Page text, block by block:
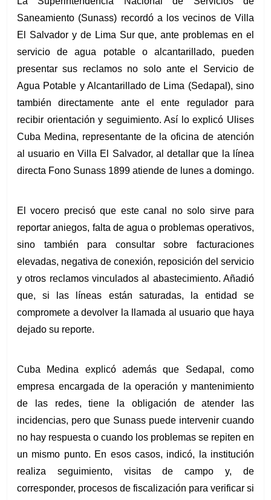
Saneamiento (Sunass) recordó a los vecinos de Villa
El Salvador y de Lima Sur que, ante problemas en el
servicio de agua potable o alcantarillado, pueden
presentar sus reclamos no solo ante el Servicio de
Agua Potable y Alcantarillado de Lima (Sedapal), sino
también directamente ante el ente regulador para
recibir orientación y seguimiento. Así lo explicó Ulises
Cuba Medina, representante de la oficina de atención
al usuario en Villa El Salvador, al detallar que la línea
directa Fono Sunass 1899 atiende de lunes a domingo.
El vocero precisó que este canal no solo sirve para
reportar aniegos, falta de agua o problemas operativos,
sino también para consultar sobre facturaciones
elevadas, negativa de conexión, reposición del servicio
y otros reclamos vinculados al abastecimiento. Añadió
que, si las líneas están saturadas, la entidad se
compromete a devolver la llamada al usuario que haya
dejado su reporte.
Cuba Medina explicó además que Sedapal, como
empresa encargada de la operación y mantenimiento
de las redes, tiene la obligación de atender las
incidencias, pero que Sunass puede intervenir cuando
no hay respuesta o cuando los problemas se repiten en
un mismo punto. En esos casos, indicó, la institución
realiza seguimiento, visitas de campo y, de
corresponder, procesos de fiscalización para verificar si